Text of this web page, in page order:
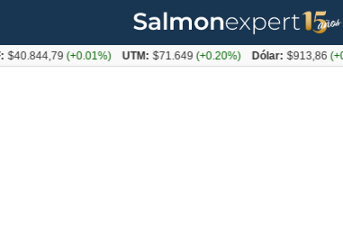
(+0.01%) UTM: $71.649(+0.20%) Dólar: $913,86(+0.25%)